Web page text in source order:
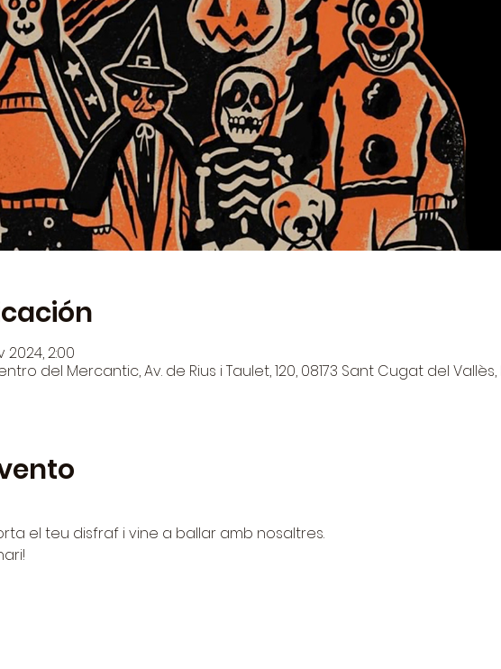
2024, 2:00
del Mercantic, Av. de Rius i Taulet, 120, 08173 Sant Cugat del
el teu disfraf i vine a ballar amb nosaltres.